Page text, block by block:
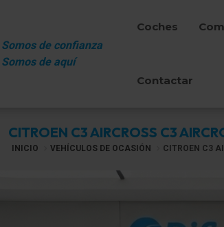
Somos de confianza
Somos de aquí
Coches
Contactar
CITROEN C3 AIRCROSS C3
INICIO VEHÍCULOS DE OCASIÓN CITROEN C3